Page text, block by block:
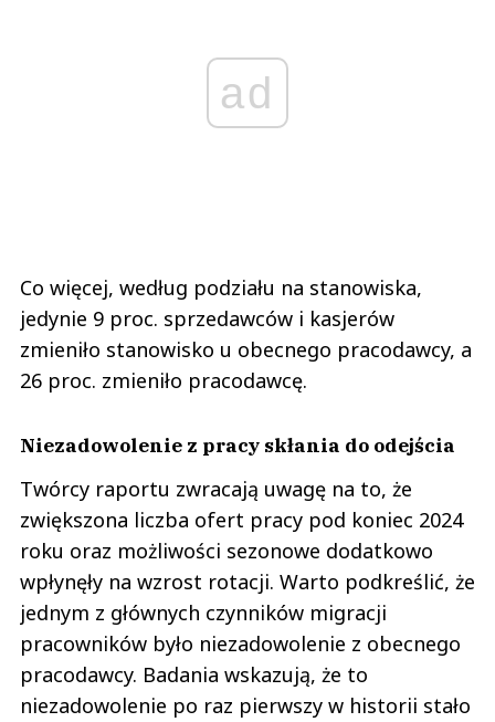
ad
Co więcej, według podziału na stanowiska,
jedynie 9 proc. sprzedawców i kasjerów
zmieniło stanowisko u obecnego pracodawcy, a
26 proc. zmieniło pracodawcę.
Niezadowolenie z pracy skłania do odejścia
Twórcy raportu zwracają uwagę na to, że
zwiększona liczba ofert pracy pod koniec 2024
roku oraz możliwości sezonowe dodatkowo
wpłynęły na wzrost rotacji. Warto podkreślić, że
jednym z głównych czynników migracji
pracowników było niezadowolenie z obecnego
pracodawcy. Badania wskazują, że to
niezadowolenie po raz pierwszy w historii stało